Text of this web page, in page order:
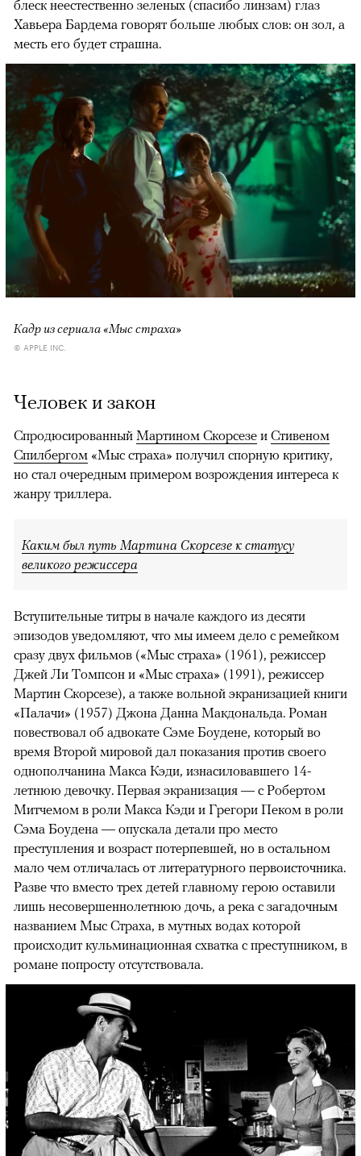
блеск неестественно зеленых (спасибо линзам) глаз
Хавьера Бардема говорят больше любых слов: он зол, а
месть его будет страшна.
Кадр из сериала «Мыс страха»
© APPLE INC.
Человек и закон
Спродюсированный Мартином Скорсезе и Стивеном
Спилбергом «Мыс страха» получил спорную критику,
но стал очередным примером возрождения интереса к
жанру триллера.
Каким был путь Мартина Скорсезе к статусу
великого режиссера
Вступительные титры в начале каждого из десяти
эпизодов уведомляют, что мы имеем дело с ремейком
сразу двух фильмов («Мыс страха» (1961), режиссер
Джей Ли Томпсон и «Мыс страха» (1991), режиссер
Мартин Скорсезе), а также вольной экранизацией книги
«Палачи» (1957) Джона Данна Макдональда. Роман
повествовал об адвокате Сэме Боудене, который во
время Второй мировой дал показания против своего
однополчанина Макса Кэди, изнасиловавшего 14-
летнюю девочку. Первая экранизация — с Робертом
Митчемом в роли Макса Кэди и Грегори Пеком в роли
Сэма Боудена — опускала детали про место
преступления и возраст потерпевшей, но в остальном
мало чем отличалась от литературного первоисточника.
Разве что вместо трех детей главному герою оставили
лишь несовершеннолетнюю дочь, а река с загадочным
названием Мыс Страха, в мутных водах которой
происходит кульминационная схватка с преступником, в
романе попросту отсутствовала.